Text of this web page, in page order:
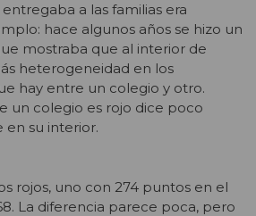
a las familias era
hace algunos años se hizo un
mostraba que al interior de
heterogeneidad en los
hay entre un colegio y otro.
un colegio es rojo dice poco
en su interior.
rojos, uno con 274 puntos en el
La diferencia parece poca, pero